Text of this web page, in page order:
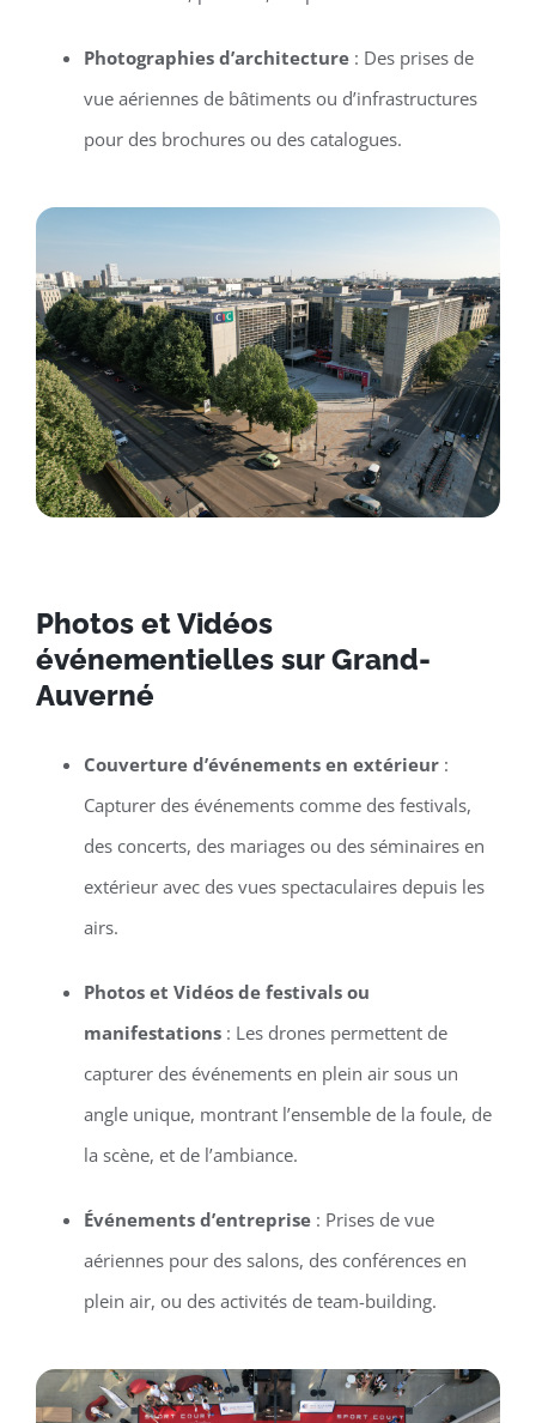
Photographies d’architecture: Des prises de
vue aériennes de bâtiments ou d’infrastructures
pour des brochures ou des catalogues.
Photos et Vidéos
événementielles sur Grand-
Auverné
Couverture d’événements en extérieur:
Capturer des événements comme des festivals,
des concerts, des mariages ou des séminaires en
extérieur avec des vues spectaculaires depuis les
airs.
Photos et Vidéos de festivals ou
manifestations: Les drones permettent de
capturer des événements en plein air sous un
angle unique, montrant l’ensemble de la foule, de
la scène, et de l’ambiance.
Événements d’entreprise: Prises de vue
aériennes pour des salons, des conférences en
plein air, ou des activités de team-building.